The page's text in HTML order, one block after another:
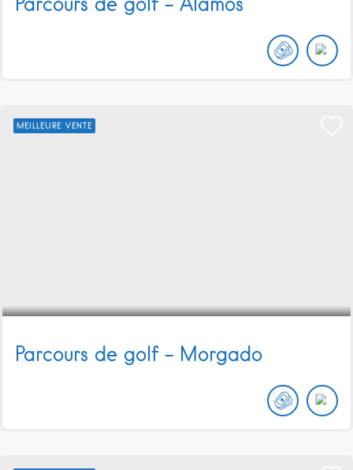
MEILLEURE VENTE
Parcours de golf – Morgado